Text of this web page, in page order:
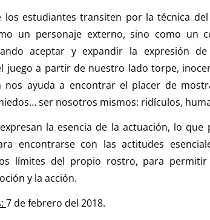
los estudiantes transiten por la técnica
un personaje externo, sino como un
aceptar y expandir la expresión
juego a partir de nuestro lado torpe,
nos ayuda a encontrar el placer de
ser nosotros mismos: ridículos,
la esencia de la actuación, lo
encontrarse con las actitudes
límites del propio rostro, para
y la acción.
7 de febrero del 2018.